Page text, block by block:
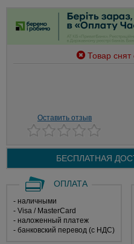
Товар снят
Оставить отзыв
БЕСПЛАТНАЯ
ОПЛАТА
- наличными
- Visa / MasterCard
- наложенный платеж
- банковский перевод (с НДС)